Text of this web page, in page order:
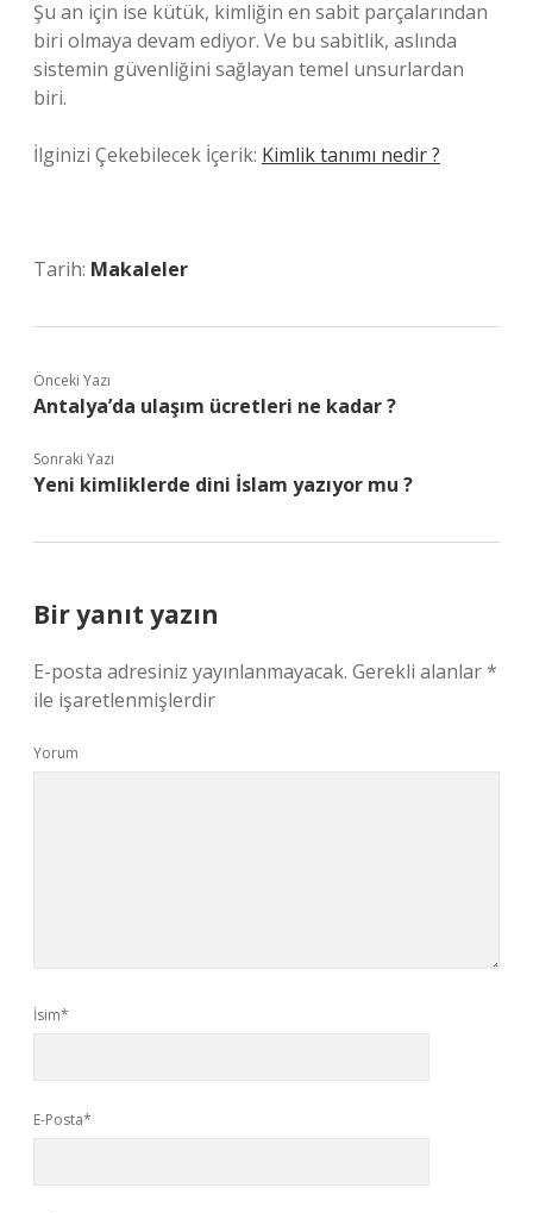
Şu an için ise kütük, kimliğin en sabit parçalarından
biri olmaya devam ediyor. Ve bu sabitlik, aslında
sistemin güvenliğini sağlayan temel unsurlardan
biri.
İlginizi Çekebilecek İçerik: Kimlik tanımı nedir ?
Tarih: Makaleler
Önceki Yazı
Antalya’da ulaşım ücretleri ne kadar ?
Sonraki Yazı
Yeni kimliklerde dini İslam yazıyor mu ?
Bir yanıt yazın
E-posta adresiniz yayınlanmayacak. Gerekli alanlar*
ile işaretlenmişlerdir
Yorum
İsim*
E-Posta*